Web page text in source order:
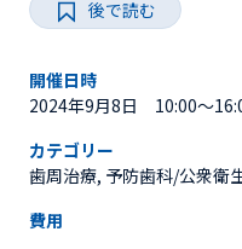
後で読む
開催日時
2024年9月8日 10:00～
カテゴリー
歯周治療, 予防歯科/公衆衛
費用